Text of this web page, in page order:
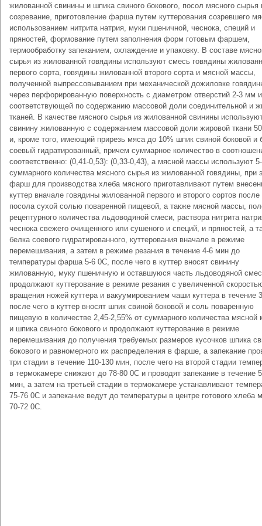
жилованной свинины и шпика свиного бокового, посол мясного сырья
созревание, приготовление фарша путем куттерования созревшего
использованием нитрита натрия, муки пшеничной, чеснока, специй и
пряностей, формование путем заполнения форм готовым фаршем,
термообработку запеканием, охлаждение и упаковку. В составе
сырья из жилованной говядины используют смесь говядины
первого сорта, говядины жилованной второго сорта и мясной массы,
полученной выпрессовыванием при механической дожиловке
через перфорированную поверхность с диаметром отверстий 2-3 мм и
соответствующей по содержанию массовой доли соединительной и
тканей. В качестве мясного сырья из жилованной свинины
свинину жилованную с содержанием массовой доли жировой ткани
и, кроме того, имеющий прирезь мяса до 10% шпик свиной боковой и
соевый гидратированный, причем суммарное количество в
соответственно: (0,41-0,53): (0,33-0,43), а мясной массы используют
суммарного количества мясного сырья из жилованной говядины, при
фарш для производства хлеба мясного приготавливают путем
куттер вначале говядины жилованной первого и второго сортов после
посола сухой солью поваренной пищевой, а также мясной массы,
рецептурного количества льдоводяной смеси, раствора нитрита
чеснока свежего очищенного или сушеного и специй, и пряностей, а
белка соевого гидратированного, куттерования вначале в режиме
перемешивания, а затем в режиме резания в течение 4-6 мин до
температуры фарша 5-6 0С, после чего в куттер вносят свинину
жилованную, муку пшеничную и оставшуюся часть льдоводяной
продолжают куттерование в режиме резания с увеличенной
вращения ножей куттера и вакуумированием чаши куттера в течение
после чего в куттер вносят шпик свиной боковой и соль поваренную
пищевую в количестве 2,45-2,55% от суммарного количества мясной
и шпика свиного бокового и продолжают куттерование в режиме
перемешивания до получения требуемых размеров кусочков шпика
бокового и равномерного их распределения в фарше, а запекание
три стадии в течение 110-130 мин, после чего на второй стадии
в термокамере снижают до 78-80 0С и проводят запекание в течение
мин, а затем на третьей стадии в термокамере устанавливают
75-76 0С и запекание ведут до температуры в центре готового хлеба
70-72 0С.